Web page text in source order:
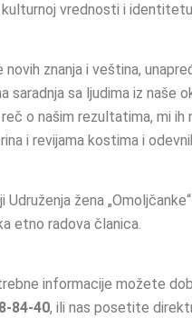
kulturnoj vrednosti i
novih znanja i veština,
saradnja sa ljudima iz naše
reč o našim rezultatima, mi
i revijama kostima i
Udruženja žena
etno radova članica.
informacije možete
84-40, ili nas posetite